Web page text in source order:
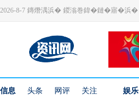
2026-8-7 鏄熸湡浜� 鍐滃巻鍏�鏈�寤�浜�
信息 头条 网评
关注
娱乐